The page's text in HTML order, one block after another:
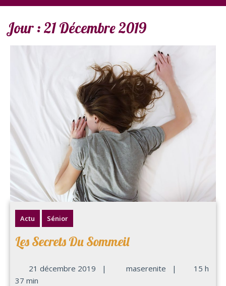
Jour :21 Décembre 2019
Actu Sénior
Les Secrets Du Sommeil
21 décembre 2019 | maserenite |
15 h
37 min